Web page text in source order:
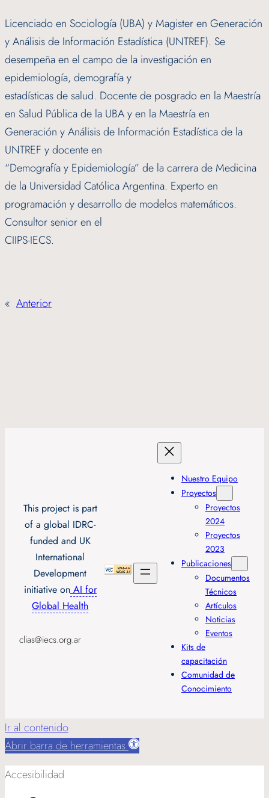
Licenciado en Sociología (UBA) y Magister en Generación
y Análisis de Información Estadística (UNTREF). Se
desempeña en el campo de la investigación en
epidemiología, demografía y
estadísticas de salud. Docente de posgrado en la Maestría
en Salud Pública de la UBA y en la Maestría en
Generación y Análisis de Información Estadística de la
UNTREF y docente en
“Demografía y Epidemiología” de la carrera de Medicina
de la Universidad Católica Argentina. Experto en
programación y desarrollo de modelos matemáticos.
Consultor senior en el
CIIPS-IECS.
« Anterior
This project is part
of a global IDRC-
funded and UK
International
Development
initiative onAI for
Global Health
clias@iecs.org.ar
Nuestro Equipo
Proyectos
Proyectos
2024
Proyectos
2023
Publicaciones
Documentos
Técnicos
Artículos
Noticias
Eventos
Kits de
capacitación
Comunidad de
Conocimiento
Ir al contenido
Abrir barra de herramientas
Accesibilidad